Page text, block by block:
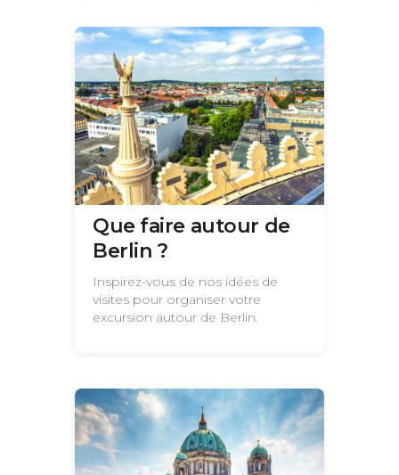
Que faire autour de
Berlin ?
Inspirez-vous de nos idées de
visites pour organiser votre
excursion autour de Berlin.